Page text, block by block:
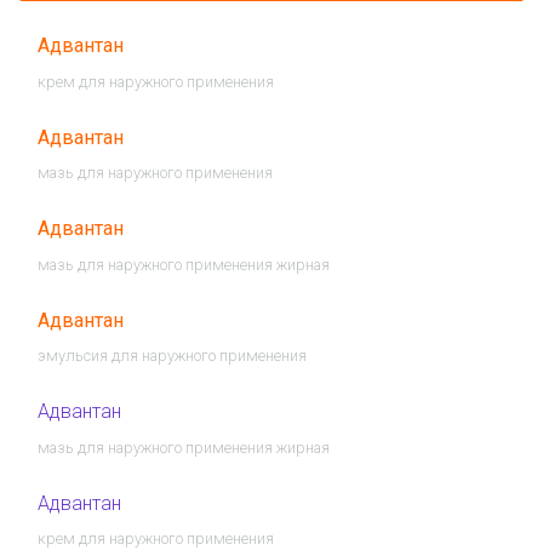
Адвантан
крем для наружного применения
Адвантан
мазь для наружного применения
Адвантан
мазь для наружного применения жирная
Адвантан
эмульсия для наружного применения
Адвантан
мазь для наружного применения жирная
Адвантан
крем для наружного применения